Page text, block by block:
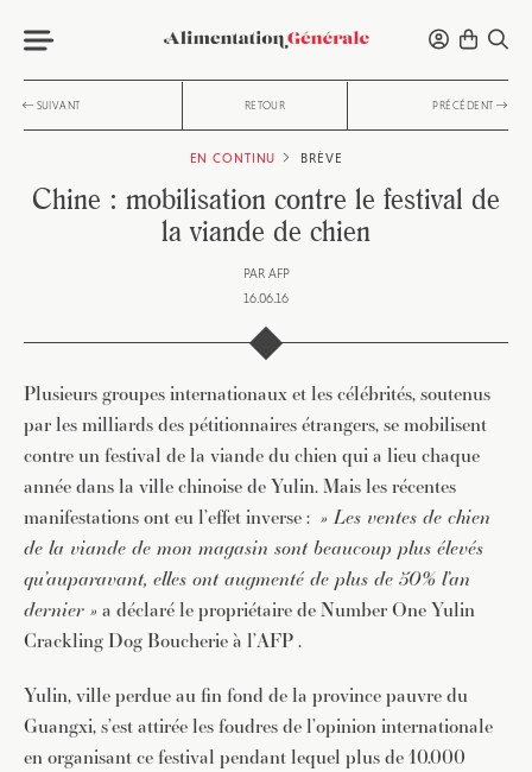
SUIVANT RETOUR PRÉCÉDENT
EN CONTINU BRÈVE
Chine : mobilisation contre le festival de
la viande de chien
PAR AFP
16.06.16
Plusieurs groupes internationaux et les célébrités, soutenus
par les milliards des pétitionnaires étrangers, se mobilisent
contre un festival de la viande du chien qui a lieu chaque
année dans la ville chinoise de Yulin. Mais les récentes
manifestations ont eu l’effet inverse : » Les ventes de chien
de la viande de mon magasin sont beaucoup plus élevés
qu’auparavant, elles ont augmenté de plus de 50% l’an
dernier » a déclaré le propriétaire de Number One Yulin
Crackling Dog Boucherie à l’AFP .
Yulin, ville perdue au fin fond de la province pauvre du
Guangxi, s’est attirée les foudres de l’opinion internationale
en organisant ce festival pendant lequel plus de 10.000